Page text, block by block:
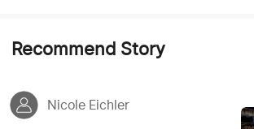
Recommend Story
Nicole Eichler